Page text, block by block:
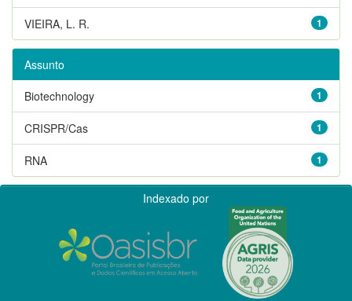
1
VIEIRA, L. R.
Assunto
1
Biotechnology
1
CRISPR/Cas
1
RNA
Indexado por